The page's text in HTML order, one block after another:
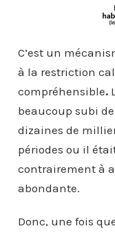
C’est un
à la restriction
compréhensible.
beaucoup subi
dizaines de
périodes ou il
contrairement à
abondante.
Donc, une fois